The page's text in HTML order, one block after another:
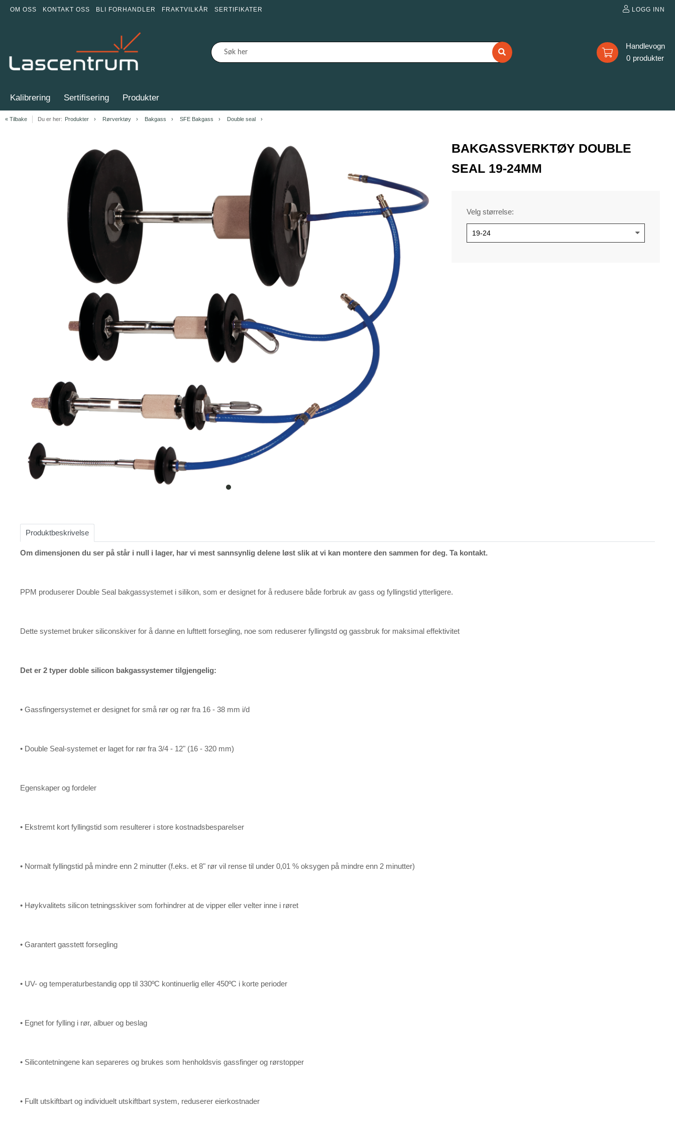
OM OSS KONTAKT OSS BLI FORHANDLER FRAKTVILKÅR SERTIFIKATER LOGG INN
0
Kalibrering Sertifisering Produkter
« Tilbake Du er her: Produkter Rørverktøy Bakgass SFE Bakgass Double seal
item
of
BAKGASSVERKTØY DOUBLE
SEAL 19-24MM
Velg størrelse:
Produktbeskrivelse
Om dimensjonen du ser på står i null i lager, har vi mest sannsynlig delene løst slik at vi kan montere den sammen for deg. Ta kontakt.
PPM produserer Double Seal bakgassystemet i silikon, som er designet for å redusere både forbruk av gass og fyllingstid ytterligere.
Dette systemet bruker siliconskiver for å danne en lufttett forsegling, noe som reduserer fyllingstd og gassbruk for maksimal effektivitet
Det er 2 typer doble silicon bakgassystemer tilgjengelig:
• Gassfingersystemet er designet for små rør og rør fra 16 - 38 mm i/d
• Double Seal-systemet er laget for rør fra 3/4 - 12" (16 - 320 mm)
Egenskaper og fordeler
• Ekstremt kort fyllingstid som resulterer i store kostnadsbesparelser
• Normalt fyllingstid på mindre enn 2 minutter (f.eks. et 8" rør vil rense til under 0,01 % oksygen på mindre enn 2 minutter)
• Høykvalitets silicon tetningsskiver som forhindrer at de vipper eller velter inne i røret
• Garantert gasstett forsegling
• UV- og temperaturbestandig opp til 330ºC kontinuerlig eller 450ºC i korte perioder
• Egnet for fylling i rør, albuer og beslag
• Silicontetningene kan separeres og brukes som henholdsvis gassfinger og rørstopper
• Fullt utskiftbart og individuelt utskiftbart system, reduserer eierkostnader